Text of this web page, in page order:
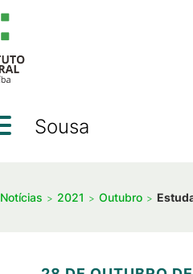
Sousa
Notícias 2021 Outubro